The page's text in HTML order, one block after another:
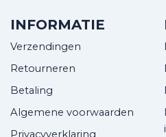
INFORMATIE
Verzendingen
Retourneren
Betaling
Algemene voorwaarden
Privacyverklaring